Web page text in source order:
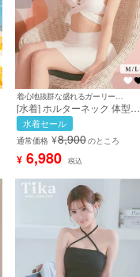
[水着] ホルターネック 体型カ
バー バストクロス ワッフル素
材 シンプル スカートタイプ
ガーリー ビキニ 白 ホワイト
Lサイズあり 大きいサイズ (聖
菜着用) [tk-sw18224a]
水着セール
通常価格 ¥8,900のところ
¥ 6,980 税込